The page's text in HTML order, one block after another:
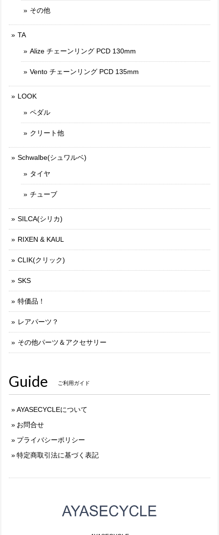
その他
TA
Alize チェーンリング PCD 130mm
Vento チェーンリング PCD 135mm
LOOK
ペダル
クリート他
Schwalbe(シュワルベ)
タイヤ
チューブ
SILCA(シリカ)
RIXEN & KAUL
CLIK(クリック)
SKS
特価品！
レアパーツ？
その他パーツ＆アクセサリー
Guide ご利用ガイド
AYASECYCLEについて
お問合せ
プライバシーポリシー
特定商取引法に基づく表記